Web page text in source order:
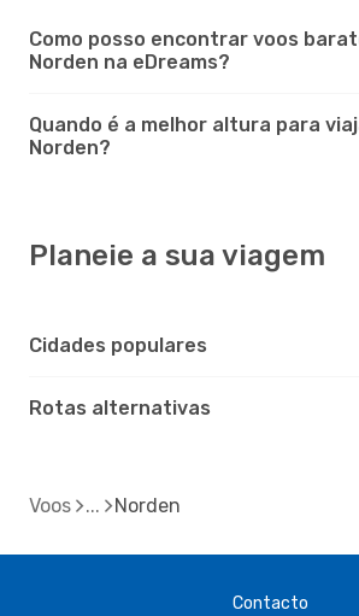
Como posso encontrar voos
Norden na eDreams?
Quando é a melhor altura para
Norden?
Planeie a sua viagem
Cidades populares
Rotas alternativas
Voos Norden
Contacto